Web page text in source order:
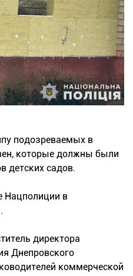
подозреваемых в
которые должны были
детских садов.
Нацполиции в
директора
Днепровского
коммерческой